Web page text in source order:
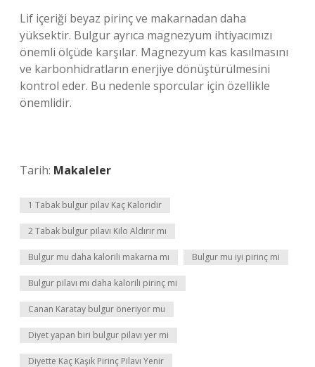
Lif içeriği beyaz pirinç ve makarnadan daha
yüksektir. Bulgur ayrıca magnezyum ihtiyacımızı
önemli ölçüde karşılar. Magnezyum kas kasılmasını
ve karbonhidratların enerjiye dönüştürülmesini
kontrol eder. Bu nedenle sporcular için özellikle
önemlidir.
Tarih: Makaleler
1 Tabak bulgur pilav Kaç Kaloridir
2 Tabak bulgur pilavı Kilo Aldırır mı
Bulgur mu daha kalorili makarna mı Bulgur mu iyi pirinç mi
Bulgur pilavı mı daha kalorili pirinç mi
Canan Karatay bulgur öneriyor mu
Diyet yapan biri bulgur pilavı yer mi
Diyette Kaç Kaşık Pirinç Pilavı Yenir